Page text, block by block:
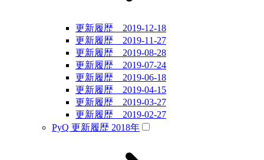
更新履歴 2019-12-18
更新履歴 2019-11-27
更新履歴 2019-08-28
更新履歴 2019-07-24
更新履歴 2019-06-18
更新履歴 2019-04-15
更新履歴 2019-03-27
更新履歴 2019-02-27
PyQ 更新履歴 2018年